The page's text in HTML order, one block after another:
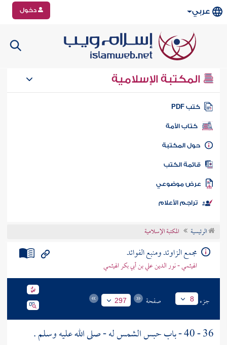
عربي دخول
المكتبة الإسلامية
كتب PDF
كتاب الأمة
المكتبة
الكتب
موضوعي
تراجم الأعلام
الرئيسية المكتبة الإسلامية
مجمع الزاوئد ومنبع الفوائد
الهيثمي - نور الدين علي بن أبي بكر الهيثمي
جزء 8 صفحة 297
36 - 40 - باب حبس الشمس له - صلى الله عليه وسلم .